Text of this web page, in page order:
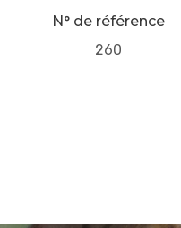
N° de référence
260